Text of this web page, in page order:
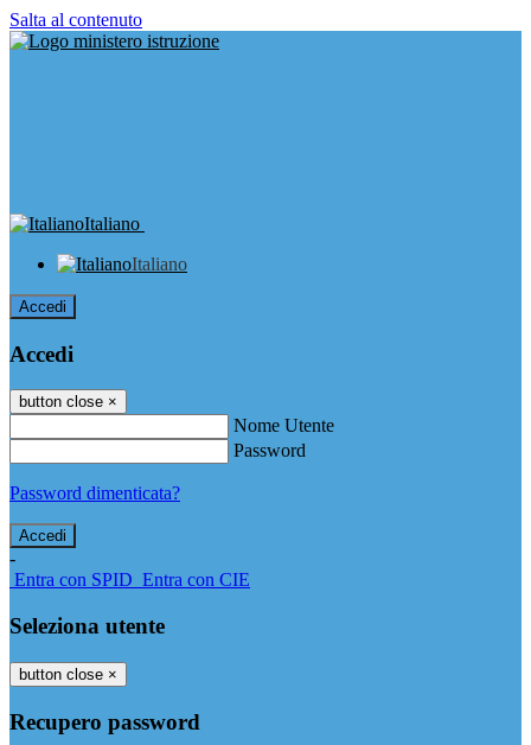
Salta al contenuto
Italiano
Italiano
Accedi
Accedi
button close ×
Nome Utente
Password
Password dimenticata?
-
Entra con SPID Entra con CIE
Seleziona utente
button close ×
Recupero password